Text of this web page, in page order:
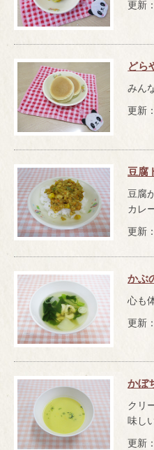
更新
どら
みん
更新
豆腐
豆腐
カレ
更新
かぶ
心も
更新
かぼ
クリ
味し
更新